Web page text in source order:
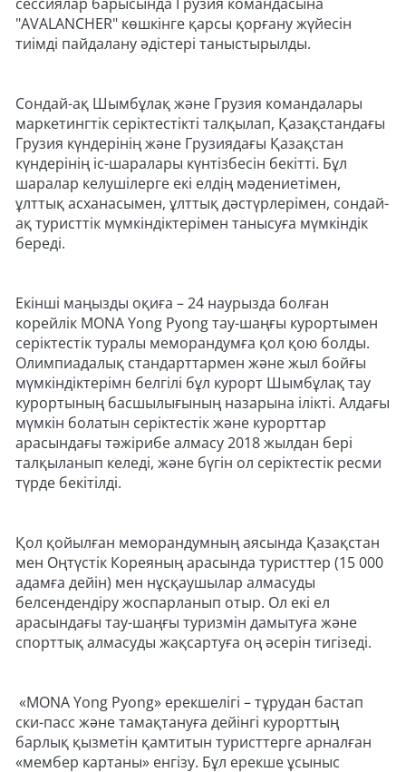
"AVALANCHER" көшкінге қарсы қорғану жүйесін
тиімді пайдалану әдістері таныстырылды.
Сондай-ақ Шымбұлақ және Грузия командалары
маркетингтік серіктестікті талқылап, Қазақстандағы
Грузия күндерінің және Грузиядағы Қазақстан
күндерінің іс-шаралары күнтізбесін бекітті. Бұл
шаралар келушілерге екі елдің мәдениетімен,
ұлттық асханасымен, ұлттық дәстүрлерімен, сондай-
ақ туристтік мүмкіндіктерімен танысуға мүмкіндік
береді.
Екінші маңызды оқиға – 24 наурызда болған
корейлік MONA Yong Pyong тау-шаңғы курортымен
серіктестік туралы меморандумға қол қою болды.
Олимпиадалық стандарттармен және жыл бойғы
мүмкіндіктерімн белгілі бұл курорт Шымбұлақ тау
курортының басшылығының назарына ілікті. Алдағы
мүмкін болатын серіктестік және курорттар
арасындағы тәжірибе алмасу 2018 жылдан бері
талқыланып келеді, және бүгін ол серіктестік ресми
түрде бекітілді.
Қол қойылған меморандумның аясында Қазақстан
мен Оңтүстік Кореяның арасында туристтер (15 000
адамға дейін) мен нұсқаушылар алмасуды
белсендендіру жоспарланып отыр. Ол екі ел
арасындағы тау-шаңғы туризмін дамытуға және
спорттық алмасуды жақсартуға оң әсерін тигізеді.
«MONA Yong Pyong» ерекшелігі – тұрудан бастап
ски-пасс және тамақтануға дейінгі курорттың
барлық қызметін қамтитын туристтерге арналған
«мембер картаны» енгізу. Бұл ерекше ұсыныс